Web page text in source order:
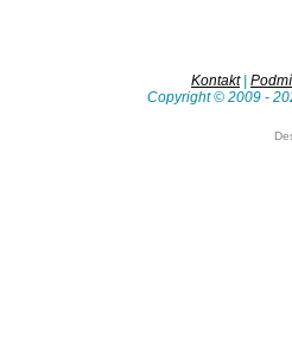
Kontakt|
Copyright © 2009 -